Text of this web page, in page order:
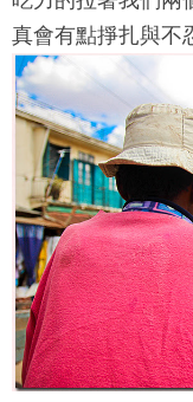
真會有點掙扎與